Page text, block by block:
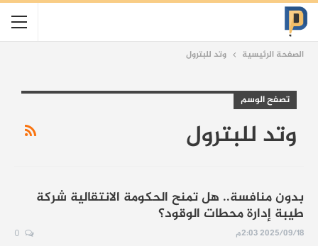
الصفحة الرئيسية وتد للبترول
تصفح الوسم
وتد للبترول
بدون منافسة.. هل تمنح الحكومة الانتقالية شركة
طيبة إدارة محطات الوقود؟
2025/09/18 2:03م